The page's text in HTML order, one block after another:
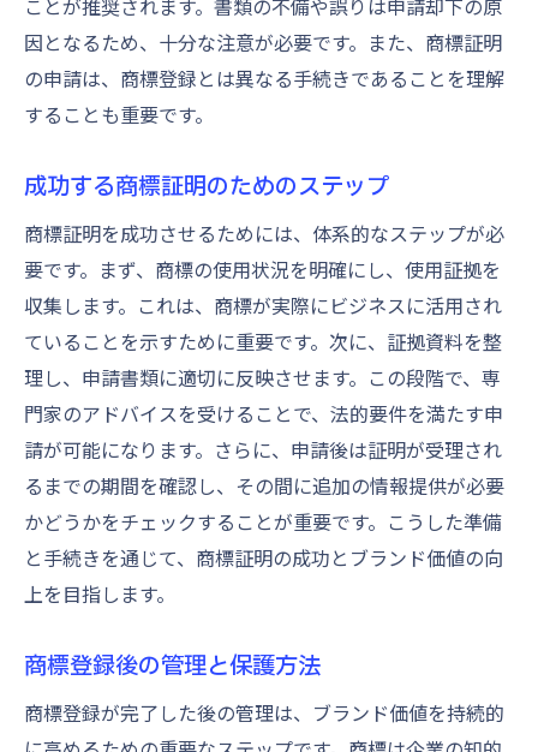
ことが推奨されます。書類の不備や誤りは申請却下の原
因となるため、十分な注意が必要です。また、商標証明
の申請は、商標登録とは異なる手続きであることを理解
することも重要です。
成功する商標証明のためのステップ
商標証明を成功させるためには、体系的なステップが必
要です。まず、商標の使用状況を明確にし、使用証拠を
収集します。これは、商標が実際にビジネスに活用され
ていることを示すために重要です。次に、証拠資料を整
理し、申請書類に適切に反映させます。この段階で、専
門家のアドバイスを受けることで、法的要件を満たす申
請が可能になります。さらに、申請後は証明が受理され
るまでの期間を確認し、その間に追加の情報提供が必要
かどうかをチェックすることが重要です。こうした準備
と手続きを通じて、商標証明の成功とブランド価値の向
上を目指します。
商標登録後の管理と保護方法
商標登録が完了した後の管理は、ブランド価値を持続的